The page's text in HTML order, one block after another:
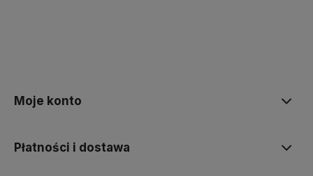
Moje konto
Płatności i dostawa